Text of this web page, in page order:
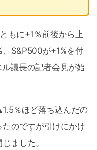
もに+1％前後から上
S&P500が+1%を付
議長の記者会見が始
％ほど落ち込んだの
のですが引けにかけ
ました。